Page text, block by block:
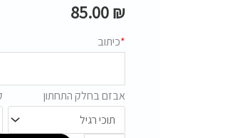
85.00₪
*כיתוב
אבזם בחלק התחתון
עור
ב.קוד